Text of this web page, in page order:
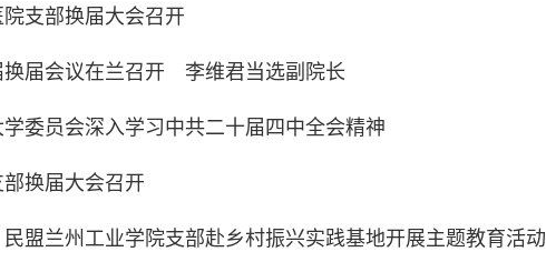
支部换届大会召开
换届会议在兰召开 李维君当选副院长
委员会深入学习中共二十届四中全会精神
换届大会召开
兰州工业学院支部赴乡村振兴实践基地开展主题教育活动